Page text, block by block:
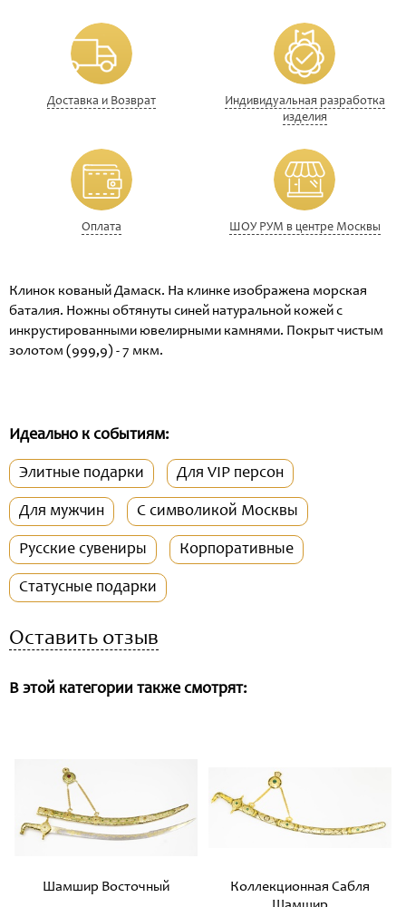
Доставка и Возврат
Индивидуальная разработка
изделия
Оплата ШОУ РУМ в центре Москвы
Клинок кованый Дамаск. На клинке изображена морская
баталия. Ножны обтянуты синей натуральной кожей с
инкрустированными ювелирными камнями. Покрыт чистым
золотом (999,9) - 7 мкм.
Идеально к событиям:
Элитные подарки Для VIP персон
Для мужчин С символикой Москвы
Русские сувениры Корпоративные
Статусные подарки
Оставить отзыв
В этой категории также смотрят:
Шамшир Восточный
Коллекционная Сабля